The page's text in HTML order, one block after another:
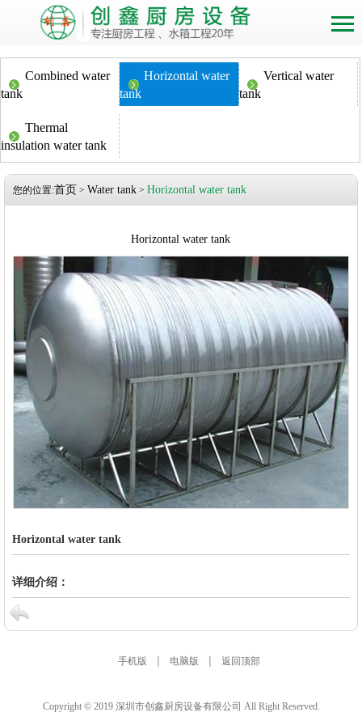
Combined water
tank
Horizontal water
tank
Vertical water
tank
Thermal
insulation water tank
您的位置:首页 > Water tank > Horizontal water tank
Horizontal water tank
Horizontal water tank
详细介绍：
手机版 | 电脑版 | 返回顶部
Copyright © 2019 深圳市创鑫厨房设备有限公司 All Right Reserved.